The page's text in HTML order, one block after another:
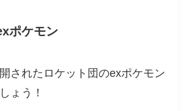
ポケモン
されたロケット団のexポケモン
ょう！